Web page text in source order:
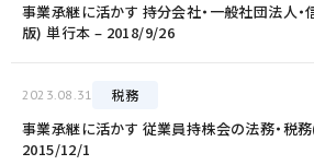
事業承継に活かす 持分会社・一般社団法人・
版) 単行本 – 2018/9/26
2023.08.31 税務
事業承継に活かす 従業員持株会の法務・税
2015/12/1